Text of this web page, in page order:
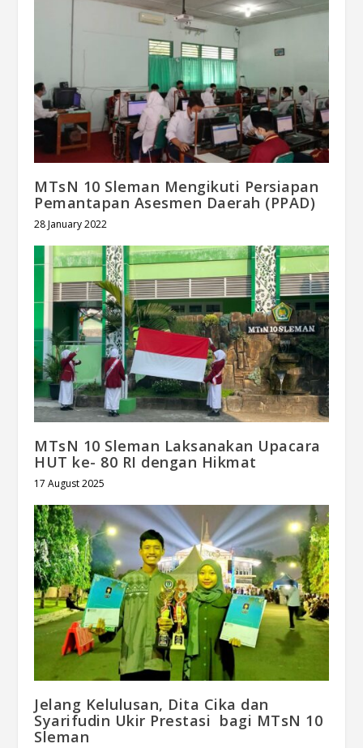
MTsN 10 Sleman Mengikuti Persiapan
Pemantapan Asesmen Daerah (PPAD)
28 January 2022
MTsN 10 Sleman Laksanakan Upacara
HUT ke- 80 RI dengan Hikmat
17 August 2025
Jelang Kelulusan, Dita Cika dan
Syarifudin Ukir Prestasi bagi MTsN 10
Sleman